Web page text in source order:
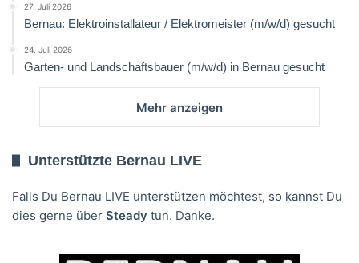
27. Juli 2026
Bernau: Elektroinstallateur / Elektromeister (m/w/d) gesucht
24. Juli 2026
Garten- und Landschaftsbauer (m/w/d) in Bernau gesucht
Mehr anzeigen
Unterstützte Bernau LIVE
Falls Du Bernau LIVE unterstützen möchtest, so kannst Du
dies gerne über Steady tun. Danke.